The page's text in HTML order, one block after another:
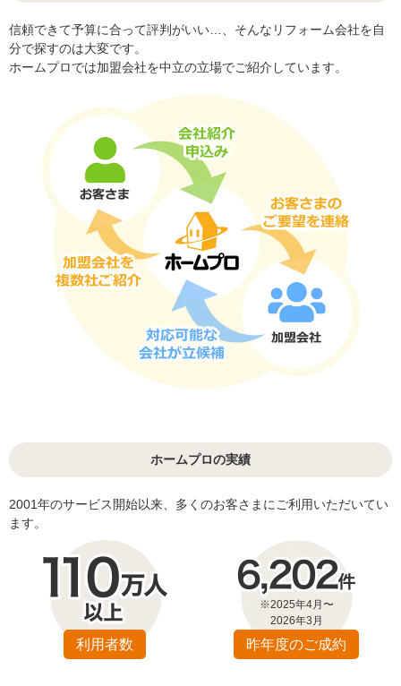
信頼できて予算に合って評判がいい…、そんなリフォーム会社を自
分で探すのは大変です。
ホームプロでは加盟会社を中立の立場でご紹介しています。
ホームプロの実績
2001年のサービス開始以来、多くのお客さまにご利用いただいてい
ます。
利用者数
※2025年4月〜
2026年3月
昨年度のご成約